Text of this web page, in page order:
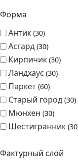
Завод тротуарной
плитка для отмостки
Фильтры
Форма
Антик 30
Асгард 30
Кирпичик 30
Ландхаус 30
Старый город